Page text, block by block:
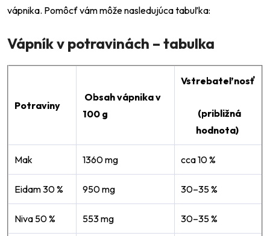
vápnika. Pomôcť vám môže nasledujúca tabuľka:
Vápník v potravinách – tabulka
Potraviny
Obsah vápnika v
100 g
Vstrebateľnosť
(približná
hodnota)
Mak 1360 mg cca 10 %
Eidam 30 % 950 mg 30–35 %
Niva 50 % 553 mg 30–35 %